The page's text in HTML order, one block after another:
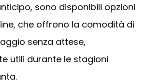
sono disponibili opzioni
che offrono la comodità di
senza attese,
utili durante le stagioni